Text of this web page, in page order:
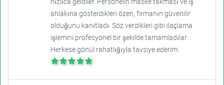
ahlakına gösterdikleri özen, firmanın güvenilir
olduğunu kanıtladı. Söz verdikleri gibi ilaçlama
işlemini profesyonel bir şekilde tamamladılar.
Herkese gönül rahatlığıyla tavsiye ederim.